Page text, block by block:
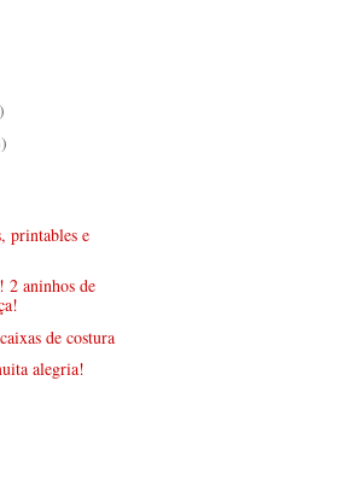
printables e
aninhos de
de costura
alegria!